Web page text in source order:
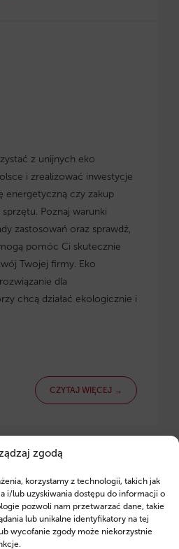
zgodą
korzystamy z technologii, takich jak
i/lub uzyskiwania dostępu do informacji o
pozwoli nam przetwarzać dane, takie
lub unikalne identyfikatory na tej
wycofanie zgody może niekorzystnie
z unijnych eko
i zrealizować inwestycje
energetyczną czy zakup
Poznaj warunki
zastosowań oraz sprawdź,
pomóc Ci skutecznie
Twojej firmy. Eko
dla
chcą działać ekologicznie i
CZYTAJ WIĘCEJ →
małopolskiego.